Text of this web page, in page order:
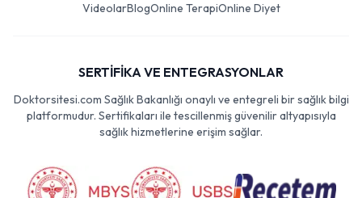
VideolarBlogOnline TerapiOnline Diyet
SERTİFİKA VE ENTEGRASYONLAR
Doktorsitesi.com Sağlık Bakanlığı onaylı ve entegreli bir sağlık bilgi
platformudur. Sertifikaları ile tescillenmiş güvenilir altyapısıyla
sağlık hizmetlerine erişim sağlar.